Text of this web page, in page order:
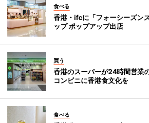
食べる
香港・ifcに「フォーシーズン
ップ ポップアップ出店
買う
香港のスーパーが24時間営
コンビニに香港食文化を
食べる